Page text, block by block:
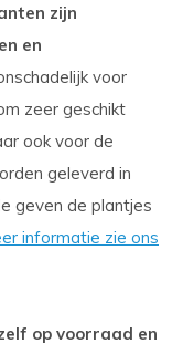
zijn
en
voor
zeer geschikt
ook voor de
geleverd in
geven de plantjes
informatie zie ons
op voorraad en